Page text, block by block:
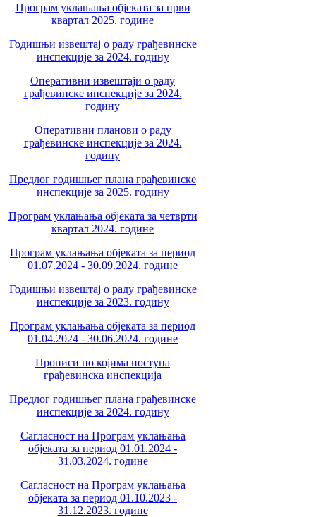
Програм уклањања објеката за први
квартал 2025. године
Годишњи извештај о раду грађевинске
инспекције за 2024. годину
Оперативни извештаји о раду
грађевинске инспекције за 2024.
годину
Оперативни планови о раду
грађевинске инспекције за 2024.
годину
Предлог годишњег плана грађевинске
инспекције за 2025. годину
Програм уклањања објеката за четврти
квартал 2024. године
Програм уклањања објеката за период
01.07.2024 - 30.09.2024. године
Годишњи извештај о раду грађевинске
инспекције за 2023. годину
Програм уклањања објеката за период
01.04.2024 - 30.06.2024. године
Прописи по којима поступа
грађевинска инспекција
Предлог годишњег плана грађевинске
инспекције за 2024. годину
Сагласност на Програм уклањања
објеката за период 01.01.2024 -
31.03.2024. године
Сагласност на Програм уклањања
објеката за период 01.10.2023 -
31.12.2023. године